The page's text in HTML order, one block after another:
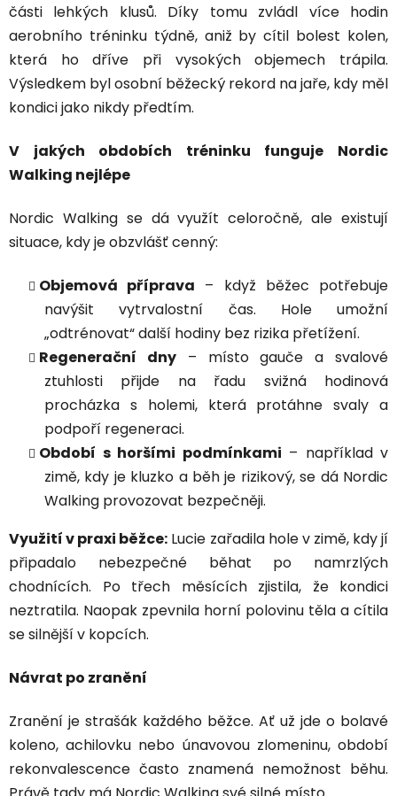
části lehkých klusů. Díky tomu zvládl více hodin
aerobního tréninku týdně, aniž by cítil bolest kolen,
která ho dříve při vysokých objemech trápila.
Výsledkem byl osobní běžecký rekord na jaře, kdy měl
kondici jako nikdy předtím.
V jakých obdobích tréninku funguje Nordic
Walking nejlépe
Nordic Walking se dá využít celoročně, ale existují
situace, kdy je obzvlášť cenný:
Objemová příprava – když běžec potřebuje
navýšit vytrvalostní čas. Hole umožní
„odtrénovat“ další hodiny bez rizika přetížení.
Regenerační dny– místo gauče a svalové
ztuhlosti přijde na řadu svižná hodinová
procházka s holemi, která protáhne svaly a
podpoří regeneraci.
Období s horšími podmínkami – například v
zimě, kdy je kluzko a běh je rizikový, se dá Nordic
Walking provozovat bezpečněji.
Využití v praxi běžce: Lucie zařadila hole v zimě, kdy jí
připadalo nebezpečné běhat po namrzlých
chodnících. Po třech měsících zjistila, že kondici
neztratila. Naopak zpevnila horní polovinu těla a cítila
se silnější v kopcích.
Návrat po zranění
Zranění je strašák každého běžce. Ať už jde o bolavé
koleno, achilovku nebo únavovou zlomeninu, období
rekonvalescence často znamená nemožnost běhu.